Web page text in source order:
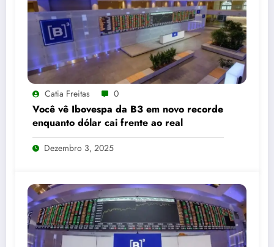
Catia Freitas 0
Você vê Ibovespa da B3 em novo recorde
enquanto dólar cai frente ao real
Dezembro 3, 2025